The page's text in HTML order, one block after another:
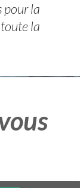
pour la
la